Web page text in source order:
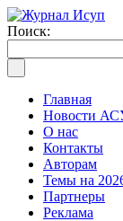
Поиск:
Главная
Новости
О нас
Контакты
Авторам
Темы на
Партнеры
Реклама